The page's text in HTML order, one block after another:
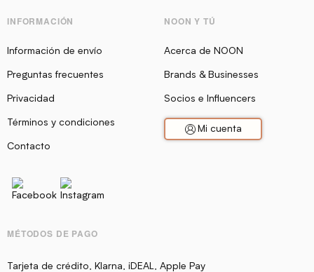
INFORMACIÓN
Información de envío
Preguntas frecuentes
Privacidad
Términos y condiciones
Contacto
NOON Y TÚ
Acerca de NOON
Brands & Businesses
Socios e Influencers
Mi cuenta
MÉTODOS DE PAGO
Tarjeta de crédito, Klarna, iDEAL, Apple Pay